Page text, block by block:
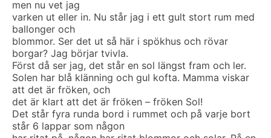
men nu vet jag
varken ut eller in. Nu står jag i ett gult stort rum med
ballonger och
blommor. Ser det ut så här i spökhus och rövar
borgar? Jag börjar tvivla.
Först då ser jag, det står en sol längst fram och ler.
Solen har blå klänning och gul kofta. Mamma viskar
att det är fröken, och
det är klart att det är fröken – fröken Sol!
Det står fyra runda bord i rummet och på varje bort
står 6 lappar som någon